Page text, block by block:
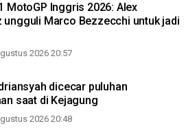
MotoGP Inggris 2026: Alex
ungguli Marco Bezzecchi untuk jadi
2026 20:57
dicecar puluhan
saat di Kejagung
2026 20:48